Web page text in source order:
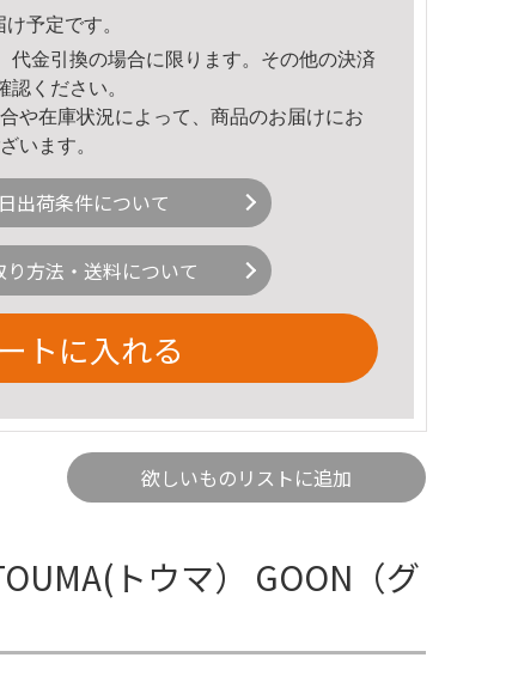
予定です。
代金引換の場合に限ります。その他の決済
認ください。
や在庫状況によって、商品のお届けにお
います。
出荷条件について
り方法・送料について
トに入れる
欲しいものリストに追加
トウマ） GOON（グ